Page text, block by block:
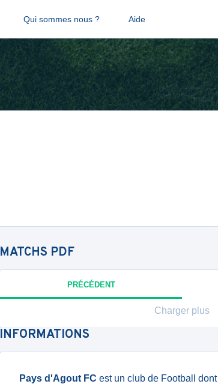
Qui sommes nous ? Aide
MATCHS PDF
PRÉCÉDENT
Charger plus
INFORMATIONS
Pays d'Agout FC est un club de Football dont